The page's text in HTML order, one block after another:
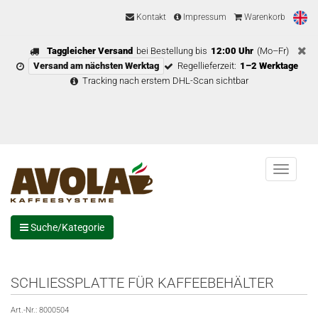
Kontakt Impressum Warenkorb
Taggleicher Versand bei Bestellung bis 12:00 Uhr (Mo–Fr)
Versand am nächsten Werktag
Regellieferzeit: 1–2 Werktage
Tracking nach erstem DHL-Scan sichtbar
Menu
Suche/Kategorie
SCHLIESSPLATTE FÜR KAFFEEBEHÄLTER
Art.-Nr.: 8000504